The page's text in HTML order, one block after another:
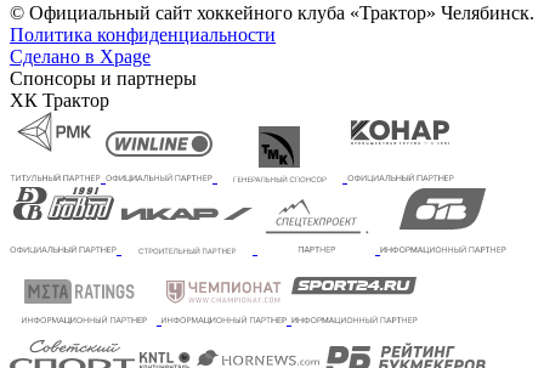
© Официальный сайт хоккейного клуба «Трактор» Челябинск.
Политика конфиденциальности
Сделано в Xpage
Спонсоры и партнеры
ХК Трактор